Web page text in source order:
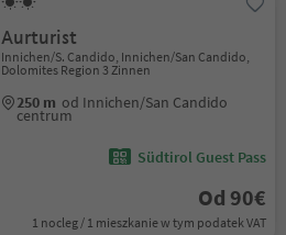
Aurturist
Innichen/S. Candido, Innichen/San Candido,
Dolomites Region 3 Zinnen
250 m od Innichen/San Candido
centrum
Südtirol Guest Pass
Od 90€
1 nocleg / 1 mieszkanie w tym podatek VAT